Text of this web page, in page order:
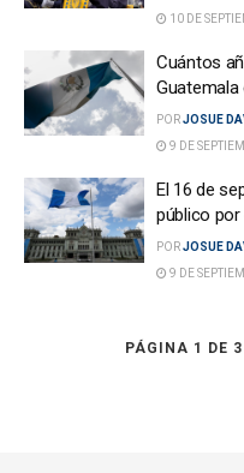
10 DE
Cuántos
Guatemala
PORJOSUE
9 DE
El 16 de
público por
PORJOSUE
9 DE
PÁGINA 1 DE 3